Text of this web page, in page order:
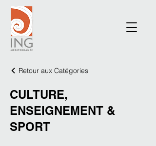
Retour aux Catégories
CULTURE,
ENSEIGNEMENT &
SPORT